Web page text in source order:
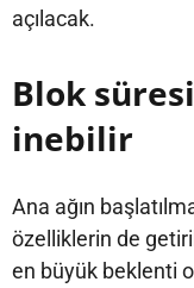
açılacak.
Blok
inebilir
Ana ağın
özelliklerin de
en büyük beklenti